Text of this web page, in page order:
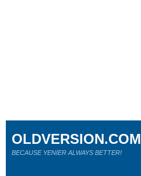
OLDVERSION.COM
BECAUSE YENİER ALWAYS BETTER!